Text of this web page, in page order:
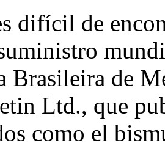
difícil de
Brasileira de
Ltd., que
como el